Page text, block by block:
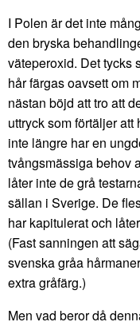
I Polen är det inte
den bryska
väteperoxid. Det tycks
hår färgas oavsett om
nästan böjd att tro att
uttryck som förtäljer
inte längre har en
tvångsmässiga behov
låter inte de grå
sällan i Sverige. De
har kapitulerat och
(Fast sanningen att
svenska gråa
extra gråfärg.)
Men vad beror då